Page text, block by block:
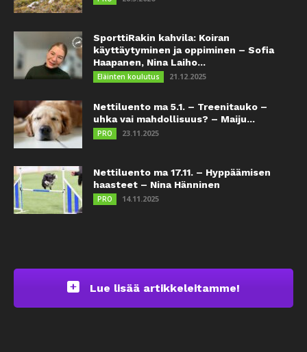
SporttiRakin kahvila: Koiran
käyttäytyminen ja oppiminen – Sofia
Haapanen, Nina Laiho...
Eläinten koulutus 21.12.2025
Nettiluento ma 5.1. – Treenitauko –
uhka vai mahdollisuus? – Maiju...
PRO 23.11.2025
Nettiluento ma 17.11. – Hyppäämisen
haasteet – Nina Hänninen
PRO 14.11.2025
Lue lisää artikkeleitamme!